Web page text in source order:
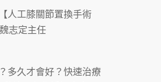
洗腎？65歲男靠「這習
能 醫揭3招救命
！醫連收兩例中暑病例：
人工膝關節置換手術
志定主任
多久才會好？快速治療